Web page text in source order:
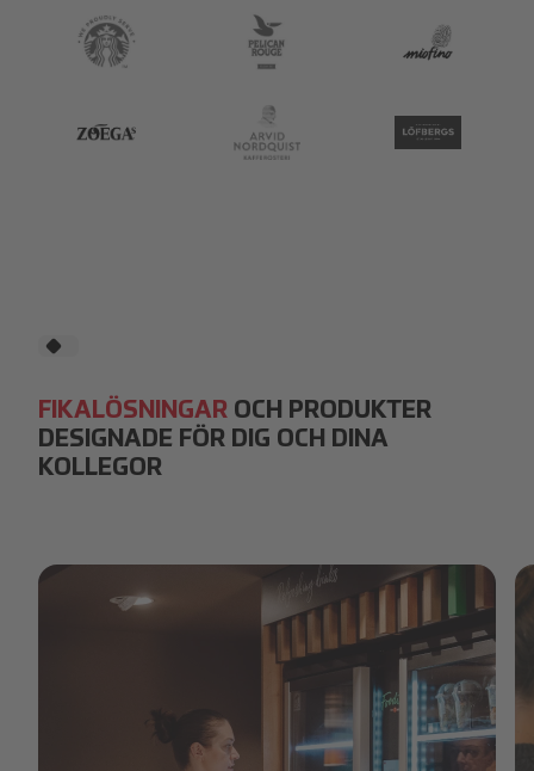
FIKALÖSNINGAR OCH PRODUKTER
DESIGNADE FÖR DIG OCH DINA
KOLLEGOR